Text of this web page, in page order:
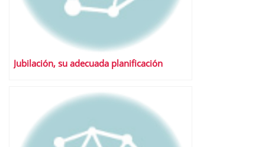
Jubilación, su adecuada planificación